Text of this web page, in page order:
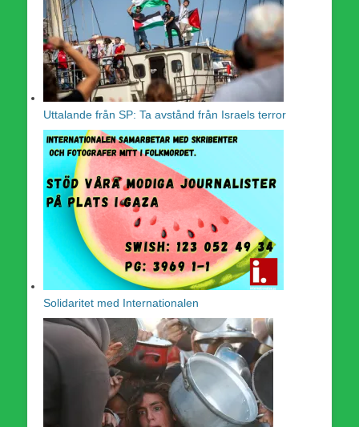
Uttalande från SP: Ta avstånd från Israels terror
Solidaritet med Internationalen